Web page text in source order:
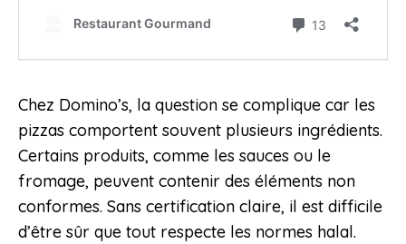
Chez Domino’s, la question se complique car les
pizzas comportent souvent plusieurs ingrédients.
Certains produits, comme les sauces ou le
fromage, peuvent contenir des éléments non
conformes. Sans certification claire, il est difficile
d’être sûr que tout respecte les normes halal.